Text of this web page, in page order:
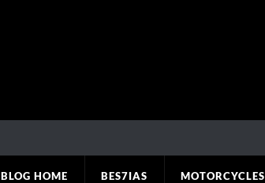
BLOG HOME BES7IAS MOTORCYCLES